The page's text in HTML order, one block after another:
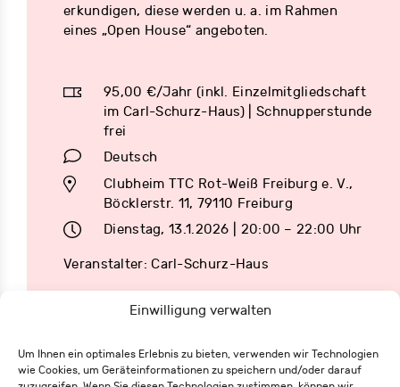
Einwilligung verwalten
Um Ihnen ein optimales Erlebnis zu bieten, verwenden wir Technologien
wie Cookies, um Geräteinformationen zu speichern und/oder darauf
erkundigen, diese werden u. a. im Rahmen
eines „Open House“ angeboten.
95,00 €/Jahr (inkl. Einzelmitgliedschaft
im Carl-Schurz-Haus) | Schnupperstunde
frei
Deutsch
Clubheim TTC Rot-Weiß Freiburg e. V.,
Böcklerstr. 11, 79110 Freiburg
Dienstag, 13.1.2026 | 20:00 – 22:00 Uhr
Veranstalter: Carl-Schurz-Haus